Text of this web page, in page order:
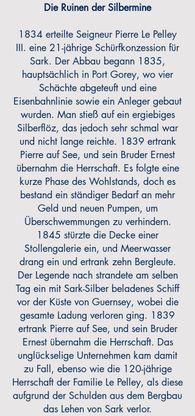
Die Ruinen der Silbermine
1834 erteilte Seigneur Pierre Le Pelley
III. eine 21-jährige Schürfkonzession für
Sark. Der Abbau begann 1835,
hauptsächlich in Port Gorey, wo vier
Schächte abgeteuft und eine
Eisenbahnlinie sowie ein Anleger gebaut
wurden. Man stieß auf ein ergiebiges
Silberflöz, das jedoch sehr schmal war
und nicht lange reichte. 1839 ertrank
Pierre auf See, und sein Bruder Ernest
übernahm die Herrschaft. Es folgte eine
kurze Phase des Wohlstands, doch es
bestand ein ständiger Bedarf an mehr
Geld und neuen Pumpen, um
Überschwemmungen zu verhindern.
1845 stürzte die Decke einer
Stollengalerie ein, und Meerwasser
drang ein und ertrank zehn Bergleute.
Der Legende nach strandete am selben
Tag ein mit Sark-Silber beladenes Schiff
vor der Küste von Guernsey, wobei die
gesamte Ladung verloren ging. 1839
ertrank Pierre auf See, und sein Bruder
Ernest übernahm die Herrschaft. Das
unglückselige Unternehmen kam damit
zu Fall, ebenso wie die 120-jährige
Herrschaft der Familie Le Pelley, als diese
aufgrund der Schulden aus dem Bergbau
das Lehen von Sark verlor.